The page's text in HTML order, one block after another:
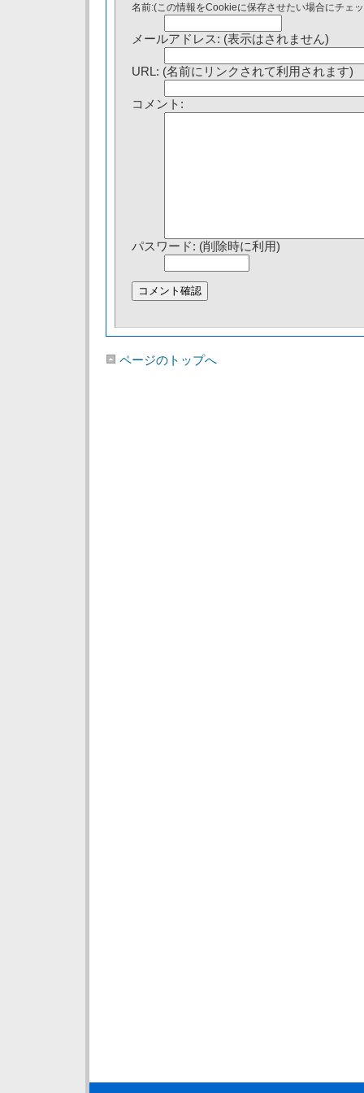
名前:(この情報をCookieに保存させたい場合にチェ
メールアドレス: (表示はされません)
URL: (名前にリンクされて利用されます)
コメント:
パスワード: (削除時に利用)
ページのトップへ